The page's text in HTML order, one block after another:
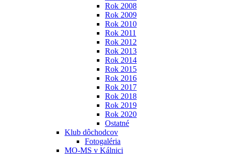
Rok 2008
Rok 2009
Rok 2010
Rok 2011
Rok 2012
Rok 2013
Rok 2014
Rok 2015
Rok 2016
Rok 2017
Rok 2018
Rok 2019
Rok 2020
Ostatné
Klub dôchodcov
Fotogaléria
MO-MS v Kálnici